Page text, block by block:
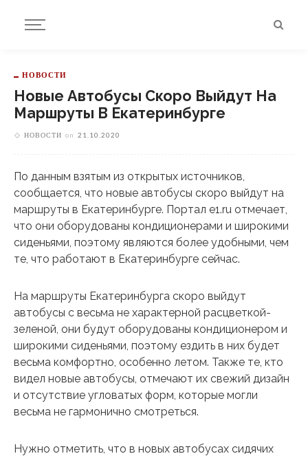
НОВОСТИ
Новые Автобусы Скоро Выйдут На
Маршруты В Екатеринбурге
НОВОСТИ on 21.10.2020
По данным взятым из открытых источников,
сообщается, что новые автобусы скоро выйдут на
маршруты в Екатеринбурге. Портал e1.ru отмечает,
что они оборудованы кондиционерами и широкими
сиденьями, поэтому являются более удобными, чем
те, что работают в Екатеринбурге сейчас.
На маршруты Екатеринбурга скоро выйдут
автобусы с весьма не характерной расцветкой-
зеленой, они будут оборудованы кондиционером и
широкими сиденьями, поэтому ездить в них будет
весьма комфортно, особенно летом. Также те, кто
видел новые автобусы, отмечают их свежий дизайн
и отсутствие угловатых форм, которые могли
весьма не гармонично смотреться.
Нужно отметить, что в новых автобусах сидячих